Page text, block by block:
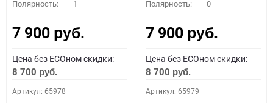
Полярность: 1
7 900 руб.
Цена без ECOном скидки:
8 700 руб.
Артикул: 65978
Полярность: 0
7 900 руб.
Цена без ECOном скидки:
8 700 руб.
Артикул: 65979